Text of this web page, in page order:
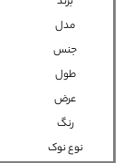
مدل
جنس
طول
عرض
رنگ
نوع نوک